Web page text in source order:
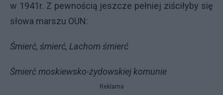
w 1941r. Z pewnością jeszcze pełniej ziściłyby się
słowa marszu OUN:
Śmierć, śmierć, Lachom śmierć
Śmierć moskiewsko-żydowskiej komunie
Reklama